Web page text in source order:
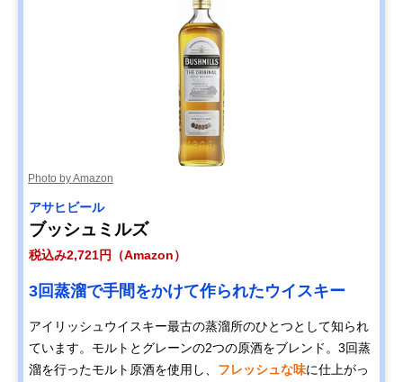
Photo by Amazon
アサヒビール
ブッシュミルズ
税込み2,721円（Amazon）
3回蒸溜で手間をかけて作られたウイスキー
アイリッシュウイスキー最古の蒸溜所のひとつとして知られ
ています。モルトとグレーンの2つの原酒をブレンド。3回蒸
溜を行ったモルト原酒を使用し、 フレッシュな味に仕上がっ